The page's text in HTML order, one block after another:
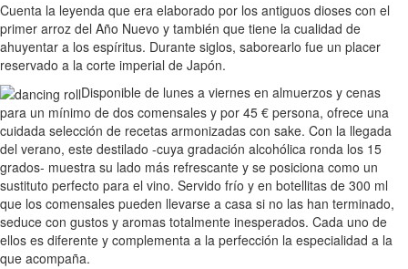
Cuenta la leyenda que era elaborado por los antiguos dioses con el
primer arroz del Año Nuevo y también que tiene la cualidad de
ahuyentar a los espíritus. Durante siglos, saborearlo fue un placer
reservado a la corte imperial de Japón.
Disponible de lunes a viernes en almuerzos y cenas
para un mínimo de dos comensales y por 45 € persona, ofrece una
cuidada selección de recetas armonizadas con sake. Con la llegada
del verano, este destilado -cuya gradación alcohólica ronda los 15
grados- muestra su lado más refrescante y se posiciona como un
sustituto perfecto para el vino. Servido frío y en botellitas de 300 ml
que los comensales pueden llevarse a casa si no las han terminado,
seduce con gustos y aromas totalmente inesperados. Cada uno de
ellos es diferente y complementa a la perfección la especialidad a la
que acompaña.